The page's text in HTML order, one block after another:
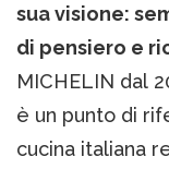
sua visione:
di pensiero e
MICHELIN dal
è un punto di
cucina italiana